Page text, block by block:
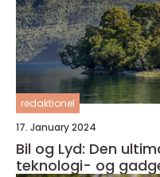
redaktionel
17. January 2024
Bil og Lyd: Den
teknologi- og